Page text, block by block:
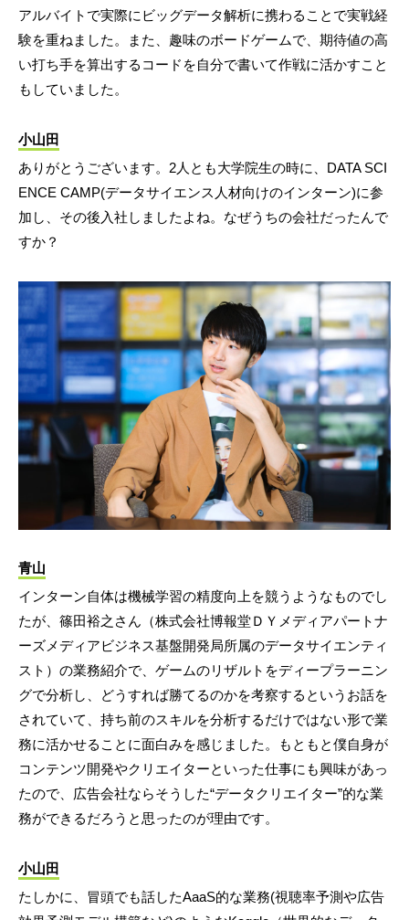
アルバイトで実際にビッグデータ解析に携わることで実戦経
験を重ねました。また、趣味のボードゲームで、期待値の高
い打ち手を算出するコードを自分で書いて作戦に活かすこと
もしていました。
小山田
ありがとうございます。2人とも大学院生の時に、DATA SCI
ENCE CAMP(データサイエンス人材向けのインターン)に参
加し、その後入社しましたよね。なぜうちの会社だったんで
すか？
青山
インターン自体は機械学習の精度向上を競うようなものでし
たが、篠田裕之さん（株式会社博報堂ＤＹメディアパートナ
ーズメディアビジネス基盤開発局所属のデータサイエンティ
スト）の業務紹介で、ゲームのリザルトをディープラーニン
グで分析し、どうすれば勝てるのかを考察するというお話を
されていて、持ち前のスキルを分析するだけではない形で業
務に活かせることに面白みを感じました。もともと僕自身が
コンテンツ開発やクリエイターといった仕事にも興味があっ
たので、広告会社ならそうした“データクリエイター”的な業
務ができるだろうと思ったのが理由です。
小山田
たしかに、冒頭でも話したAaaS的な業務(視聴率予測や広告